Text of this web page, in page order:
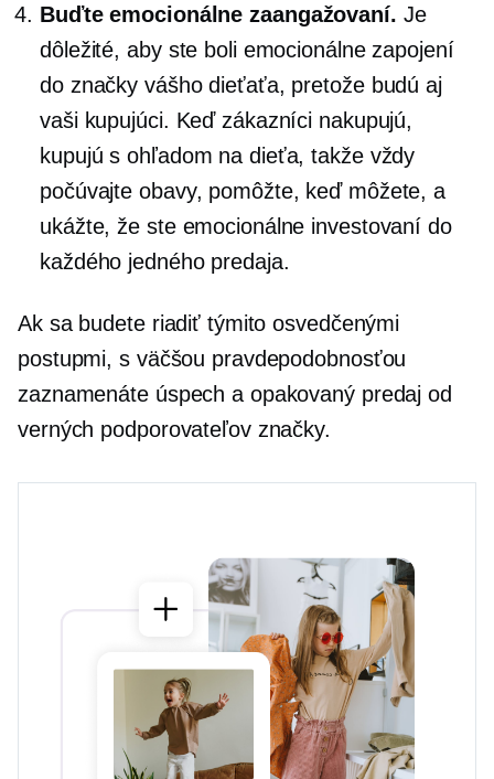
Buďte emocionálne zaangažovaní. Je
dôležité, aby ste boli emocionálne zapojení
do značky vášho dieťaťa, pretože budú aj
vaši kupujúci. Keď zákazníci nakupujú,
kupujú s ohľadom na dieťa, takže vždy
počúvajte obavy, pomôžte, keď môžete, a
ukážte, že ste emocionálne investovaní do
každého jedného predaja.
Ak sa budete riadiť týmito osvedčenými
postupmi, s väčšou pravdepodobnosťou
zaznamenáte úspech a opakovaný predaj od
verných podporovateľov značky.